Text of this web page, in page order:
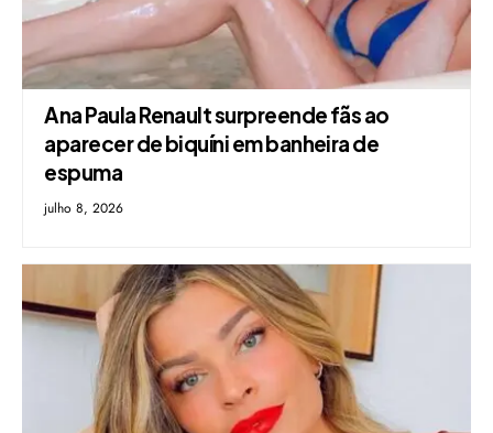
Ana Paula Renault surpreende fãs ao
aparecer de biquíni em banheira de
espuma
julho 8, 2026